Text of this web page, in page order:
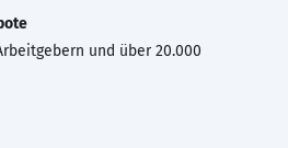
und über 20.000